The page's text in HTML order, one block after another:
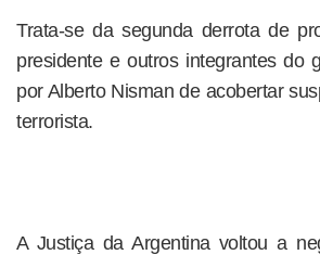
Trata-se da segunda derrota de
presidente e outros integrantes do
por Alberto Nisman de acobertar
terrorista.
A Justiça da Argentina voltou a